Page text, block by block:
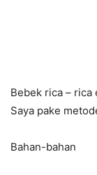
Bebek rica – rica
Saya pake
Bahan-bahan